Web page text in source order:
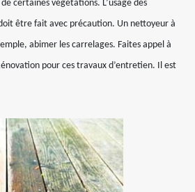
certaines végétations. L’usage des
être fait avec précaution. Un nettoyeur à
abimer les carrelages. Faites appel à
pour ces travaux d’entretien. Il est